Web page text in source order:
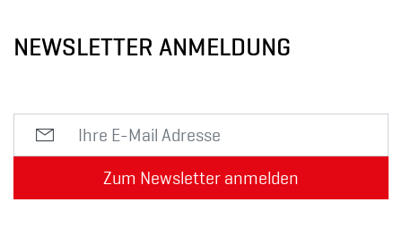
NEWSLETTER ANMELDUNG
Zum Newsletter anmelden